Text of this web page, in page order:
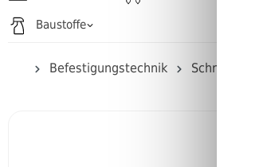
Baustoffe
Befestigungstechnik Schrauben